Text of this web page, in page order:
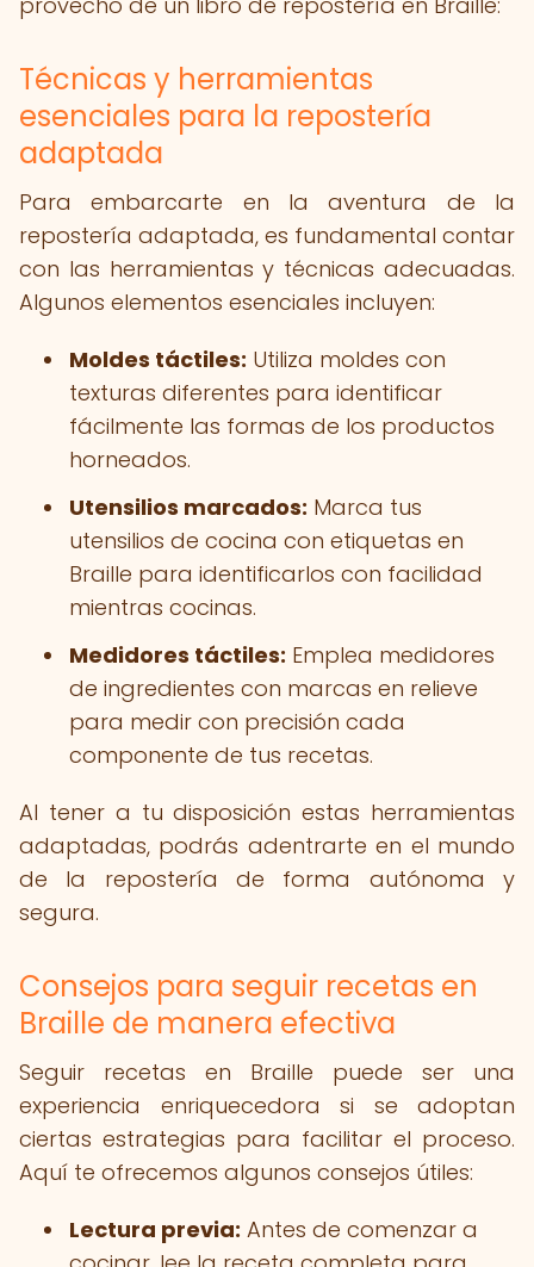
Técnicas y herramientas
esenciales para la repostería
adaptada
Para embarcarte en la aventura de la
repostería adaptada, es fundamental contar
con las herramientas y técnicas adecuadas.
Algunos elementos esenciales incluyen:
Moldes táctiles: Utiliza moldes con
texturas diferentes para identificar
fácilmente las formas de los productos
horneados.
Utensilios marcados: Marca tus
utensilios de cocina con etiquetas en
Braille para identificarlos con facilidad
mientras cocinas.
Medidores táctiles: Emplea medidores
de ingredientes con marcas en relieve
para medir con precisión cada
componente de tus recetas.
Al tener a tu disposición estas herramientas
adaptadas, podrás adentrarte en el mundo
de la repostería de forma autónoma y
segura.
Consejos para seguir recetas en
Braille de manera efectiva
Seguir recetas en Braille puede ser una
experiencia enriquecedora si se adoptan
ciertas estrategias para facilitar el proceso.
Aquí te ofrecemos algunos consejos útiles:
Lectura previa: Antes de comenzar a